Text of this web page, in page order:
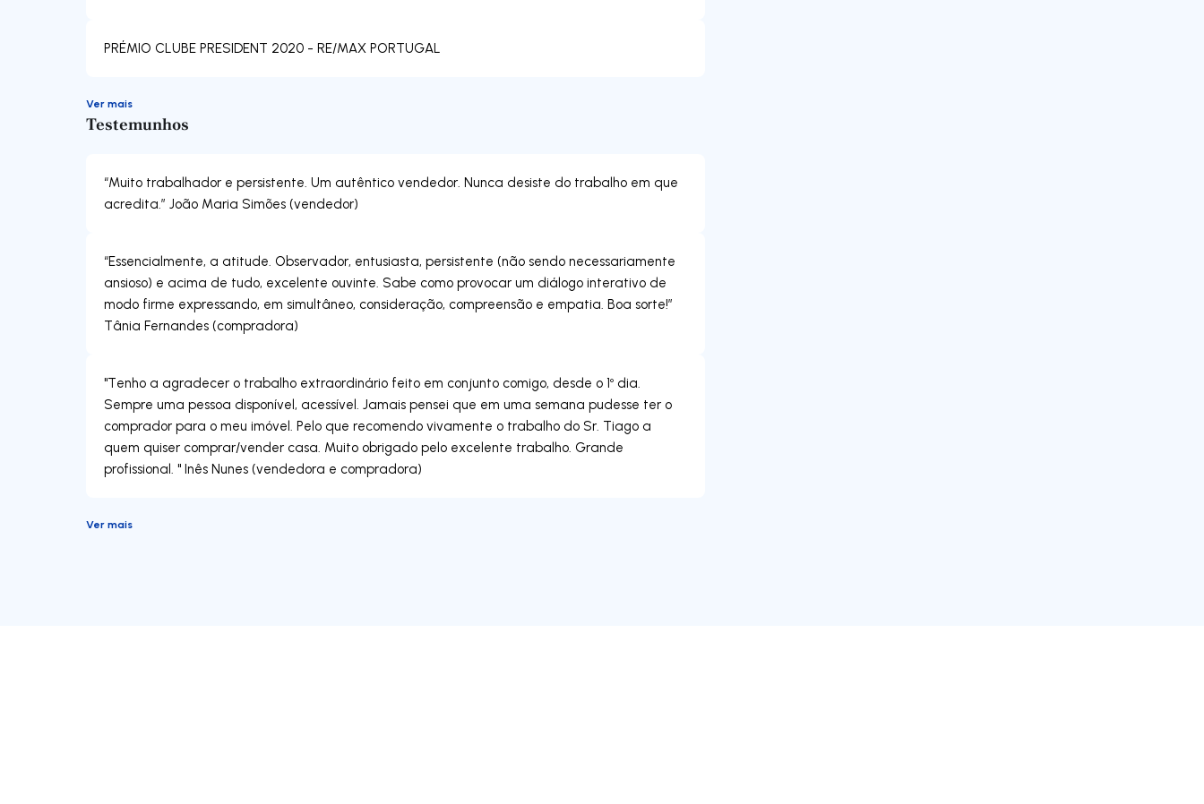
PRÉMIO CLUBE PRESIDENT 2020 - RE/MAX PORTUGAL
Ver mais
Testemunhos
“Muito trabalhador e persistente. Um autêntico vendedor. Nunca desiste do trabalho em que
“Essencialmente, a atitude. Observador, entusiasta, persistente (não sendo necessariamente
ansioso) e acima de tudo, excelente ouvinte. Sabe como provocar um diálogo interativo de
modo firme expressando, em simultâneo, consideração, compreensão e empatia. Boa sorte!”
Tânia Fernandes (compradora)
"Tenho a agradecer o trabalho extraordinário feito em conjunto comigo, desde o 1º dia.
Sempre uma pessoa disponível, acessível. Jamais pensei que em uma semana pudesse ter o
comprador para o meu imóvel. Pelo que recomendo vivamente o trabalho do Sr. Tiago a
quem quiser comprar/vender casa. Muito obrigado pelo excelente trabalho. Grande
profissional. " Inês Nunes (vendedora e compradora)
Ver mais